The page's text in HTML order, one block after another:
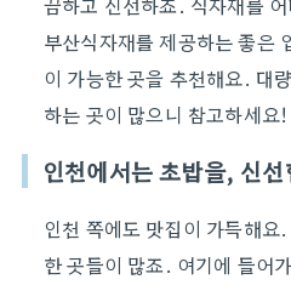
부산식자재를 제공하는 좋은
이 가능한 곳을 추천해요. 대
하는 곳이 많으니 참고하세요!
인천에서는 초밥을, 신
인천 쪽에도 맛집이 가득해요
한 곳들이 많죠. 여기에 들어